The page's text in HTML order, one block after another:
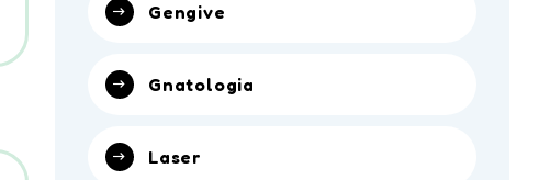
Gengive
Gnatologia
Laser